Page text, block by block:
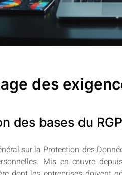
des
des bases du
sur la Protection des
Mis en œuvre